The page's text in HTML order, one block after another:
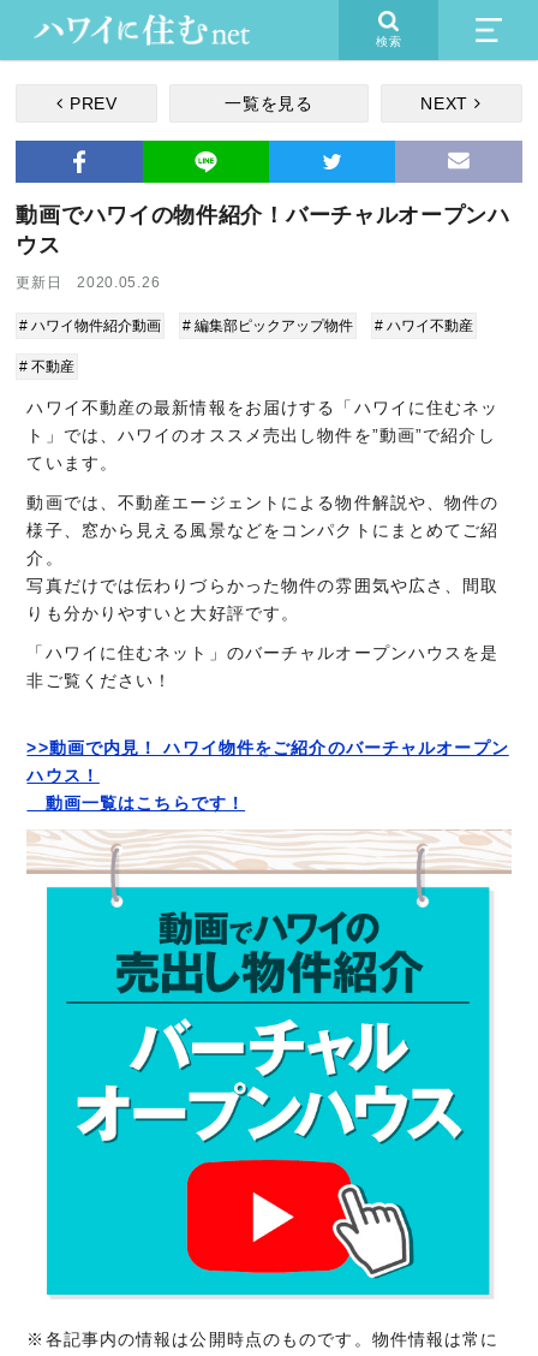
検索
PREV 一覧を見る NEXT
動画でハワイの物件紹介！バーチャルオープンハ
ウス
更新日 2020.05.26
# ハワイ物件紹介動画 # 編集部ピックアップ物件 # ハワイ不動産
# 不動産
ハワイ不動産の最新情報をお届けする「ハワイに住むネッ
ト」では、ハワイのオススメ売出し物件を”動画”で紹介し
ています。
動画では、不動産エージェントによる物件解説や、物件の
様子、窓から見える風景などをコンパクトにまとめてご紹
介。
写真だけでは伝わりづらかった物件の雰囲気や広さ、間取
りも分かりやすいと大好評です。
「ハワイに住むネット」のバーチャルオープンハウスを是
非ご覧ください！
>>動画で内見！ ハワイ物件をご紹介のバーチャルオープン
ハウス！
動画一覧はこちらです！
※各記事内の情報は公開時点のものです。物件情報は常に